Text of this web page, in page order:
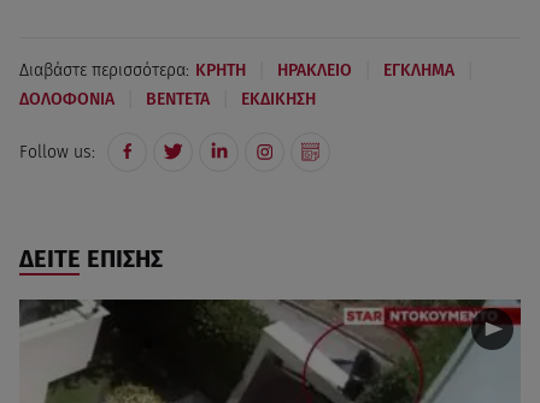
Διαβάστε περισσότερα: ΚΡΗΤΗ ΗΡΑΚΛΕΙΟ ΕΓΚΛΗΜΑ
ΔΟΛΟΦΟΝΙΑ ΒΕΝΤΕΤΑ ΕΚΔΙΚΗΣΗ
Follow us:
ΔΕΙΤΕ ΕΠΙΣΗΣ